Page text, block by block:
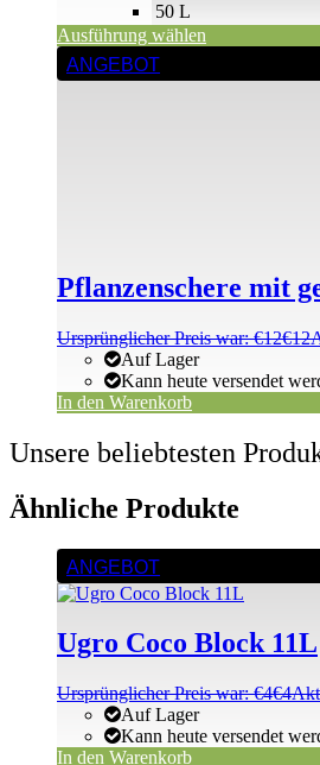
50 L
Ausführung wählen
ANGEBOT
Pflanzenschere mit
Ursprünglicher Preis war: €12€12
Auf Lager
Kann heute versendet
In den Warenkorb
Unsere beliebtesten
Ähnliche Produkte
ANGEBOT
Ugro Coco Block 11L
Ursprünglicher Preis war: €4€4
Auf Lager
Kann heute versendet
In den Warenkorb